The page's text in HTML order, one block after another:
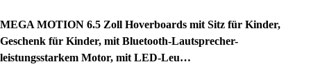
MEGA MOTION 6.5 Zoll Hoverboards mit Sitz für Kinder,
Geschenk für Kinder, mit Bluetooth-Lautsprecher-
leistungsstarkem Motor, mit LED-Leu…